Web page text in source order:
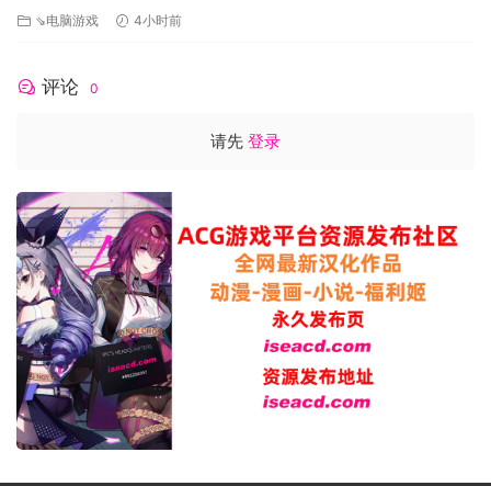
⇘电脑游戏 4小时前
评论 0
请先 登录